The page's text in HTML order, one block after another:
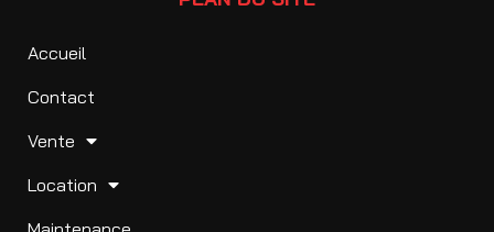
Accueil
Contact
Vente
Location